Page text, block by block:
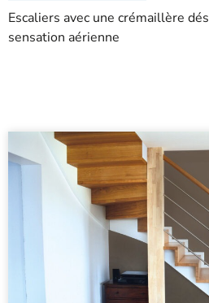
Escaliers avec une crémaillère
sensation aérienne